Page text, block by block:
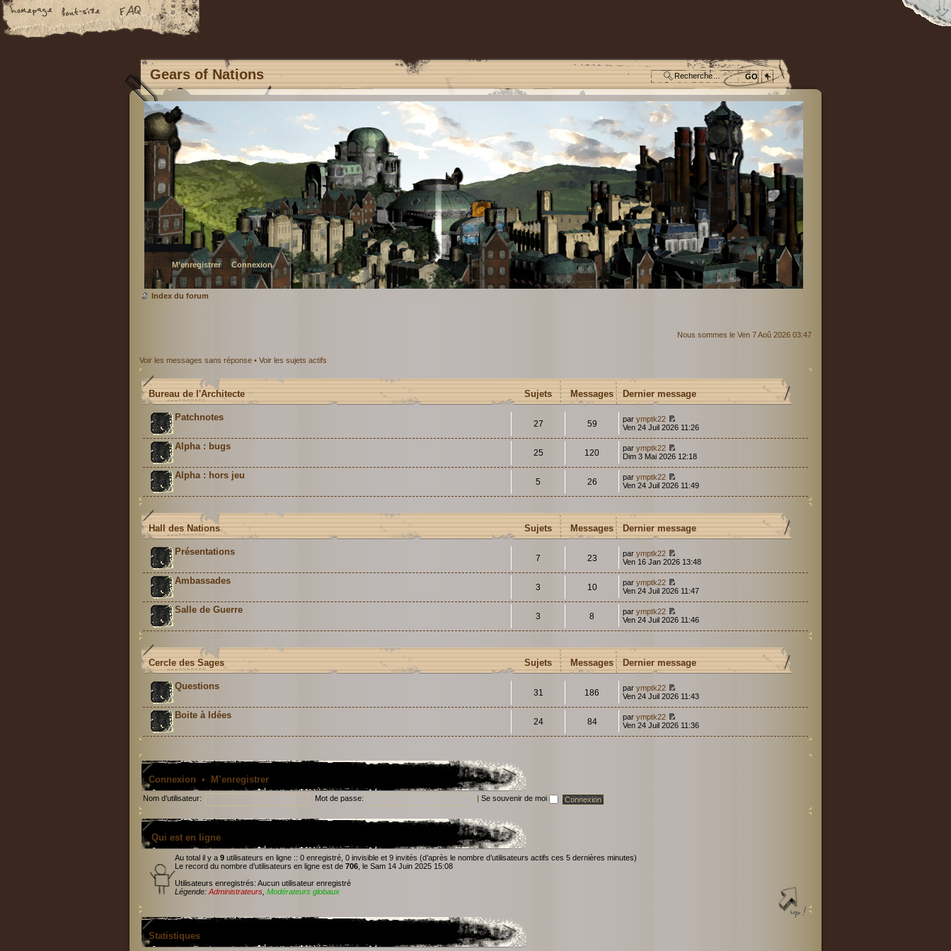
Gears of Nations
M’enregistrer Connexion
Index du forum
Nous sommes le Ven 7 Aoû 2026 03:47
Voir les messages sans réponse • Voir les sujets actifs
Bureau de l'Architecte Sujets Messages Dernier message
Patchnotes
27 59 parymptk22
Ven 24 Juil 2026 11:26
Alpha : bugs
25 120 parymptk22
Dim 3 Mai 2026 12:18
Alpha : hors jeu
5 26 parymptk22
Ven 24 Juil 2026 11:49
Hall des Nations Sujets Messages Dernier message
Présentations
7 23 parymptk22
Ven 16 Jan 2026 13:48
Ambassades
3 10 parymptk22
Ven 24 Juil 2026 11:47
Salle de Guerre
3 8 parymptk22
Ven 24 Juil 2026 11:46
Cercle des Sages Sujets Messages Dernier message
Questions
31 186 parymptk22
Ven 24 Juil 2026 11:43
Boite à Idées
24 84 parymptk22
Ven 24 Juil 2026 11:36
Connexion • M’enregistrer
Nom d’utilisateur: Mot de passe: Se souvenir de moi
Qui est en ligne
Au total il y a 9 utilisateurs en ligne :: 0 enregistré, 0 invisible et 9 invités (d’après le nombre d’utilisateurs actifs ces 5 dernières minutes)
Le record du nombre d’utilisateurs en ligne est de 706 , le Sam 14 Juin 2025 15:08
Utilisateurs enregistrés: Aucun utilisateur enregistré
Légende: Administrateurs Modérateurs globaux
Statistiques